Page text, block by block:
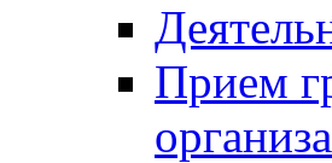
Прием